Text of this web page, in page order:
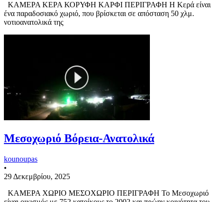
ΚΑΜΕΡΑ ΚΕΡΑ ΚΟΡΥΦΗ ΚΑΡΦΙ ΠΕΡΙΓΡΑΦΗ Η Κερά είναι
ένα παραδοσιακό χωριό, που βρίσκεται σε απόσταση 50 χλμ.
νοτιοανατολικά της
Μεσοχωριό Βόρεια-Ανατολικά
kounoupas
•
29 Δεκεμβρίου, 2025
ΚΑΜΕΡΑ ΧΩΡΙΟ ΜΕΣΟΧΩΡΙΟ ΠΕΡΙΓΡΑΦΗ Το Μεσοχωριό